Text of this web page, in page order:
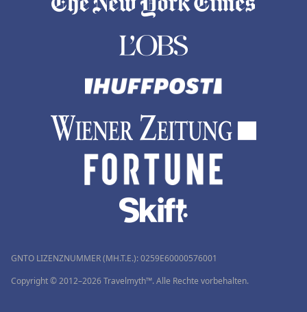
GNTO LIZENZNUMMER (MH.T.E.): 0259Ε60000576001
Copyright © 2012–2026 Travelmyth™. Alle Rechte vorbehalten.